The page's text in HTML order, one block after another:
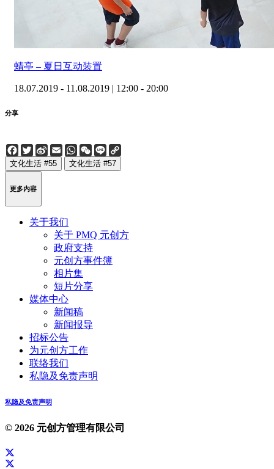
蜻亭 – 夏日互动装置
18.07.2019 - 11.08.2019 | 12:00 - 20:00
分享
Facebook
Twitter
Sina
Weibo
EmailWhatsApp
WeChat
Line
文化生活 #55 文化生活 #57
更多内容
关于我们
关于 PMQ 元创方
政府支持
元创方事件簿
相片集
短片分享
媒体中心
新闻稿
新闻报导
招标公告
为元创方工作
联络我们
私隐及免责声明
私隐及免责声明
© 2026 元创方管理有限公司